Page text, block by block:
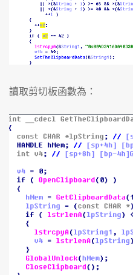
讀取剪切板函數為：